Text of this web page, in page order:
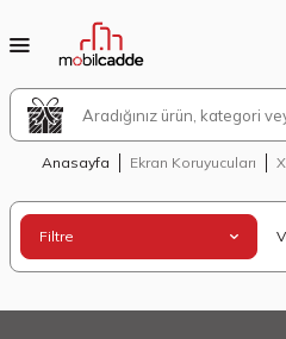
Anasayfa Ekran Koruyucuları
Filtre